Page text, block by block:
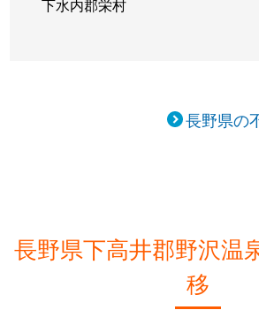
下水内郡栄村
長野県の
長野県下高井郡野沢温
移